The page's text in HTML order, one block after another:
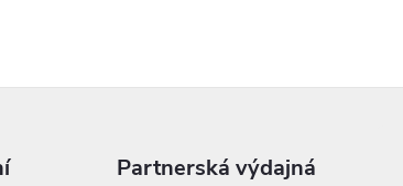
Partnerská výdajná